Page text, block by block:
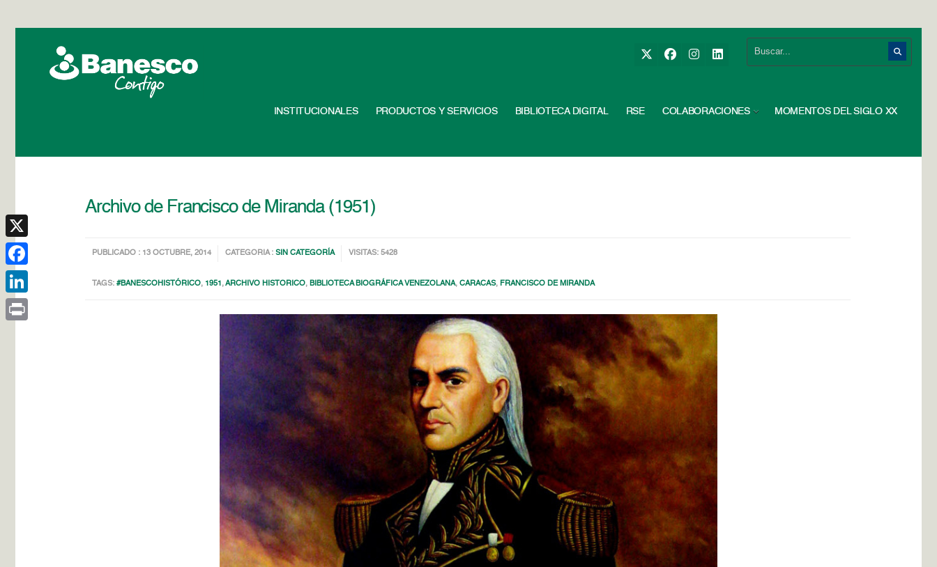
INSTITUCIONALES PRODUCTOS Y SERVICIOS BIBLIOTECA DIGITAL RSE COLABORACIONES MOMENTOS DEL SIGLO XX
Archivo de Francisco de Miranda (1951)
PUBLICADO : 13 OCTUBRE, 2014 CATEGORIA :SIN CATEGORÍA VISITAS: 5428
TAGS:#BANESCOHISTÓRICO, 1951 ,ARCHIVO HISTORICO, BIBLIOTECA BIOGRÁFICA VENEZOLANA,CARACAS, FRANCISCO DE MIRANDA
X
Facebook
LinkedIn